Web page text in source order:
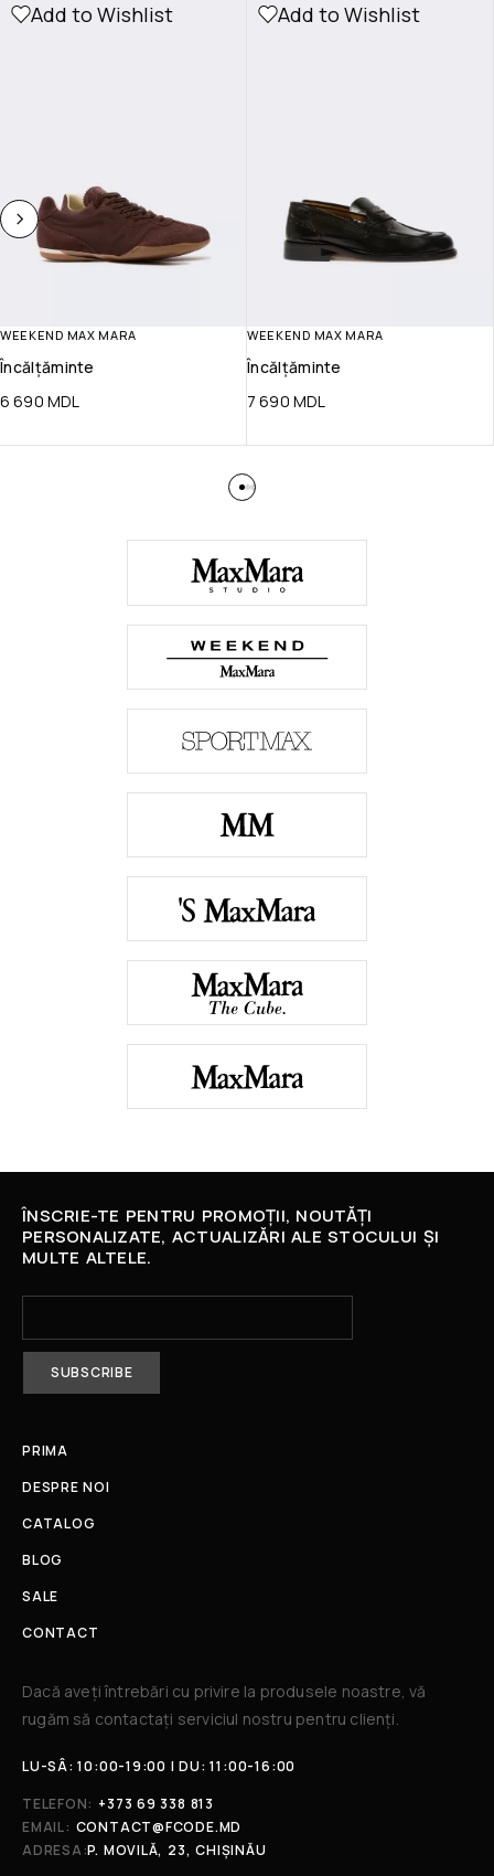
Add to Wishlist
WEEKEND MAX MARA
Încălțăminte
6 690 MDL
Add to Wishlist
WEEKEND MAX MARA
Încălțăminte
7 690 MDL
ÎNSCRIE-TE PENTRU PROMOȚII, NOUTĂȚI
PERSONALIZATE, ACTUALIZĂRI ALE STOCULUI ȘI
MULTE ALTELE.
PRIMA
DESPRE NOI
CATALOG
BLOG
SALE
CONTACT
Dacă aveți întrebări cu privire la produsele noastre, vă
rugăm să contactați serviciul nostru pentru clienți.​
LU-SÂ: 10:00-19:00 | DU: 11:00-16:00
TELEFON: +373 69 338 813
EMAIL: CONTACT@FCODE.MD
ADRESA:P. MOVILĂ, 23, CHIȘINĂU